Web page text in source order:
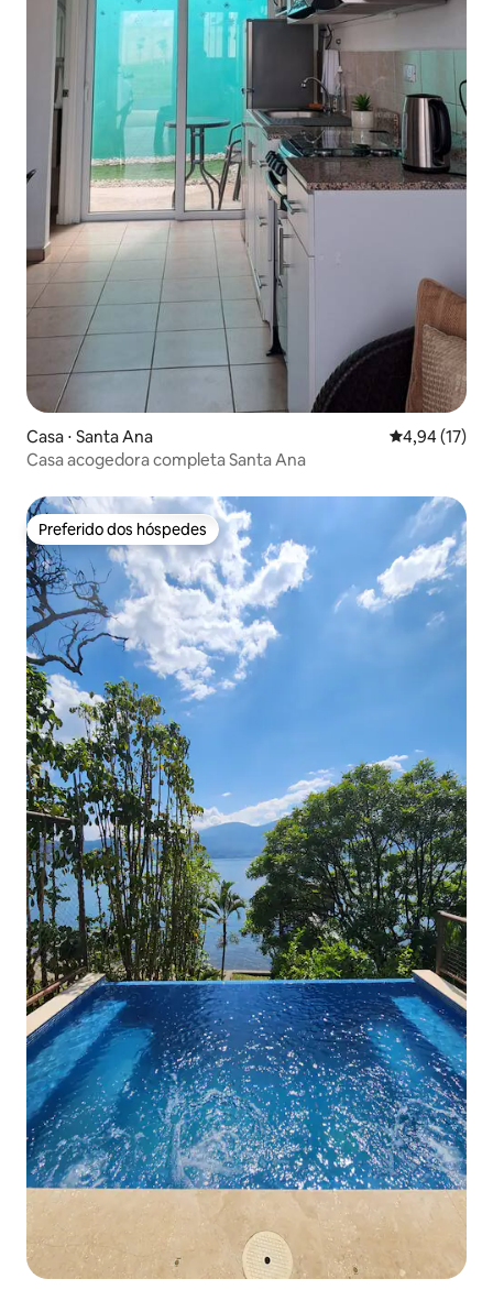
Casa ⋅ Santa Ana 4,94 de uma
4,94 (17)
Casa acogedora completa Santa Ana
Preferido dos hóspedes
Preferido dos hóspedes